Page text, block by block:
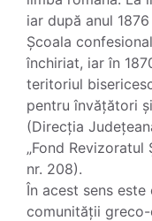
iar după anul
Școala
închiriat, iar în
teritoriul
pentru învățători
(Direcția
„Fond Revizoratul
nr. 208).
În acest sens
comunității